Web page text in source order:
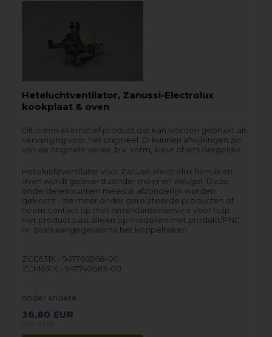
Heteluchtventilator, Zanussi-Electrolux
kookplaat & oven
Dit is een alternatief product dat kan worden gebruikt als
vervanging voor het origineel. Er kunnen afwijkingen zijn
van de originele versie, b.v. vorm, kleur of iets dergelijks.
Heteluchtventilator voor Zanussi-Electrolux fornuis en
oven wordt geleverd zonder moer en vleugel. Deze
onderdelen kunnen meestal afzonderlijk worden
gekocht - zie meer onder gerelateerde producten of
neem contact op met onze klantenservice voor hulp.
Het product past alleen op modellen met produkt/PNC
nr. zoals aangegeven na het koppelteken.
ZCE631X - 947760268-00
ZCM631X - 947740683-00
onder andere…
36,80 EUR